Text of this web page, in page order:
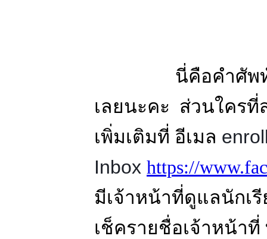
นี่คือคำศัพท์และ
เลยนะคะ ส่วนใครที่
เพิ่มเติมที่ อีเมล
Inbox https://
มีเจ้าหน้าที่ดูแลนักเ
เช็ครายชื่อเจ้าหน้าที่